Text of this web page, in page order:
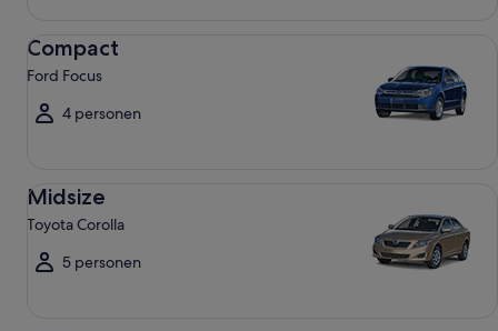
Compact
Ford Focus
4 personen
Midsize
Toyota Corolla
5 personen